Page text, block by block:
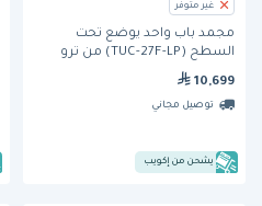
غير متوفر
مجمد باب واحد يوضع تحت
السطح (TUC-27F-LP) من ترو
10,699
توصيل مجاني
يشحن من إكويب